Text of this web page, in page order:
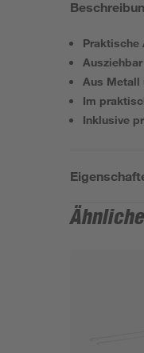
Praktische
Aus
Im
Inklusive